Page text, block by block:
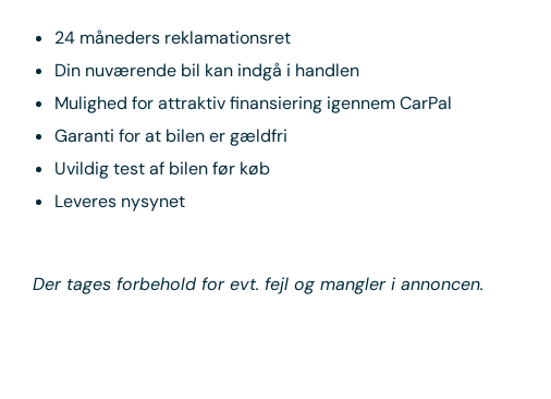
24 måneders reklamationsret
Din nuværende bil kan indgå i handlen
Mulighed for attraktiv finansiering igennem CarPal
Garanti for at bilen er gældfri
Uvildig test af bilen før køb
Leveres nysynet
Der tages forbehold for evt. fejl og mangler i annoncen.